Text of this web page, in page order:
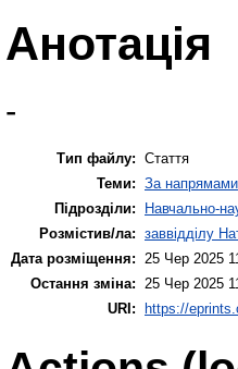
Анотація
-
Тип файлу: Стаття
Теми: За напрямами
Підрозділи:
Навчально-
Розмістив/ла: заввідділу
Дата розміщення:
25 Чер 2025
Остання зміна:
25 Чер 2025
URI: https://